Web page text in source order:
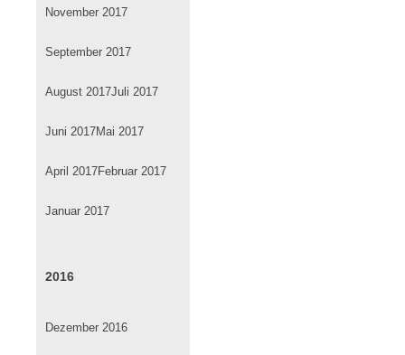
November 2017
September 2017
August 2017Juli 2017
Juni 2017Mai 2017
April 2017Februar 2017
Januar 2017
2016
Dezember 2016